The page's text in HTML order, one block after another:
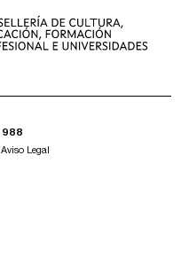
988
Aviso Legal